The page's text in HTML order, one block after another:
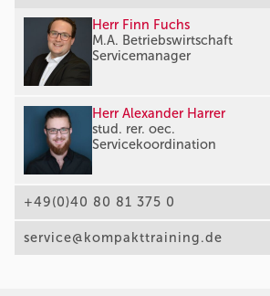
Herr Finn Fuchs
M.A. Betriebswirtschaft
Servicemanager
Herr Alexander Harrer
stud. rer. oec.
Servicekoordination
+49(0)40 80 81 375 0
service@kompakttraining.de